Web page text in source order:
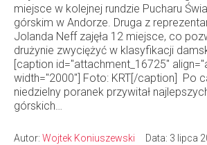
miejsce w kolejnej rundzie Pucharu
górskim w Andorze. Druga z
Jolanda Neff zajęła 12 miejsce, co
drużynie zwyciężyć w klasyfikacji
[caption id="attachment_16725"
width="2000"] Foto: KRT[/caption] Po
niedzielny poranek przywitał
górskich…
Autor: Wojtek Koniuszewski Data: 3 lipca